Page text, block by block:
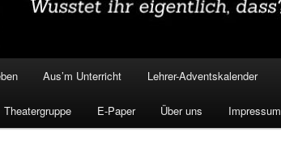
Aus’m Unterricht Lehrer-Adventskalender
Theatergruppe E-Paper Über uns Impressum